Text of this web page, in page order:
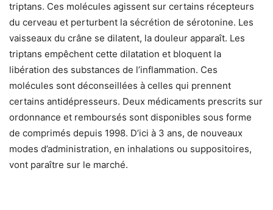
triptans. Ces molécules agissent sur certains récepteurs
du cerveau et perturbent la sécrétion de sérotonine. Les
vaisseaux du crâne se dilatent, la douleur apparaît. Les
triptans empêchent cette dilatation et bloquent la
libération des substances de l’inflammation. Ces
molécules sont déconseillées à celles qui prennent
certains antidépresseurs. Deux médicaments prescrits sur
ordonnance et remboursés sont disponibles sous forme
de comprimés depuis 1998. D’ici à 3 ans, de nouveaux
modes d’administration, en inhalations ou suppositoires,
vont paraître sur le marché.